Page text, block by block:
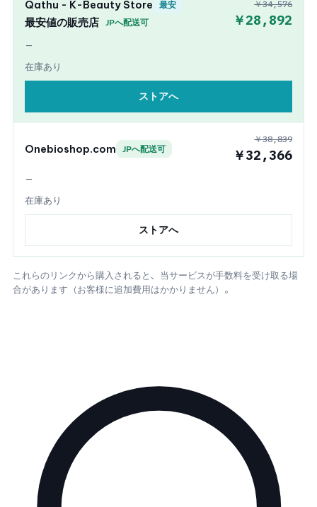
Qathu - K-Beauty Store 最安
最安値の販売店 JPへ配送可
—
在庫あり
￥34,576
￥28,892
ストアへ
Onebioshop.com JPへ配送可
—
在庫あり
￥38,839
￥32,366
ストアへ
これらのリンクから購入されると、当サービスが手数料を受け取る場
合があります（お客様に追加費用はかかりません）。